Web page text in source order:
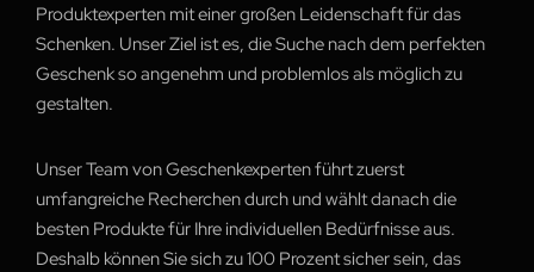
Produktexperten mit einer großen Leidenschaft für das
Schenken. Unser Ziel ist es, die Suche nach dem perfekten
Geschenk so angenehm und problemlos als möglich zu
gestalten.
Unser Team von Geschenkexperten führt zuerst
umfangreiche Recherchen durch und wählt danach die
besten Produkte für Ihre individuellen Bedürfnisse aus.
Deshalb können Sie sich zu 100 Prozent sicher sein, das